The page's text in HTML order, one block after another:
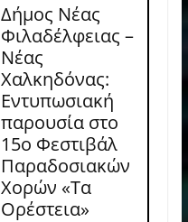
Δήμος Νέας
Φιλαδέλφειας –
Νέας
Χαλκηδόνας:
Εντυπωσιακή
παρουσία στο
15ο Φεστιβάλ
Παραδοσιακών
Χορών «Τα
Ορέστεια»